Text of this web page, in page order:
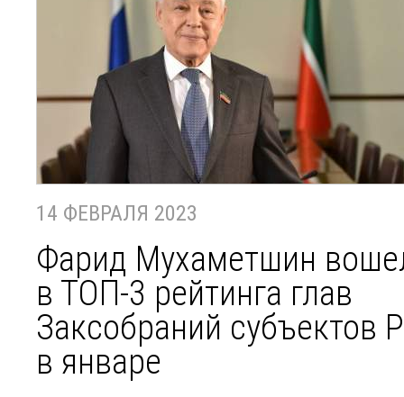
14 ФЕВРАЛЯ 2023
Фарид Мухаметшин
в ТОП-3 рейтинга глав
Заксобраний субъектов
в январе